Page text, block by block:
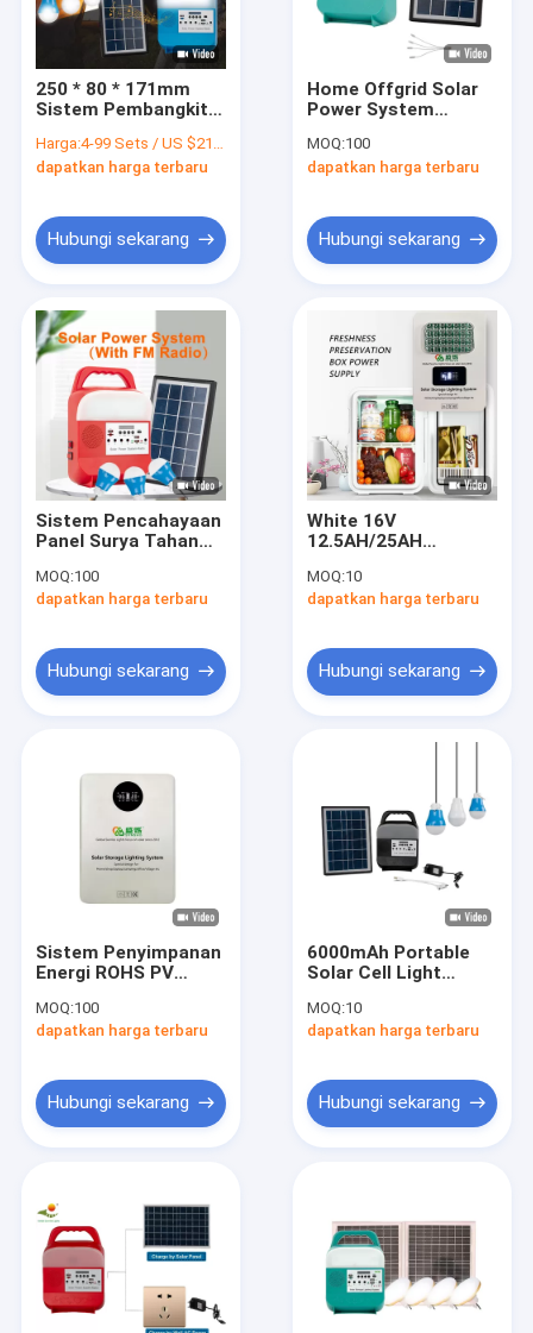
Tentang kami
Tur Pabrik
Permintaan Penawaran
Sistem Pencahayaan Rumah Tenaga Surya
Generator Surya Portabel
Lampu Jalan Tenaga Surya
Lampu Sorot Surya
Kit Lampu Tenaga Surya
Lampu Taman Surya
Sistem Energi Panel Surya
Lampu LED Tenaga Surya
Lampu Surya Portabel
Lampu Hias Surya
Kipas Angin Luar Ruangan Bertenaga Surya
Lampu Nyamuk Surya
Lampu Dinding Tenaga Surya
Pengering Beku Vakum
250 * 80 * 171mm
Sistem Pembangkit
Kecil Sistem
Pencahayaan Tenaga
Harga:4-99 Sets / US $21.5 | 100-999 Sets / US $21 | 1,000+ Sets / US $20.3
dapatkan harga terbaru
Hubungi sekarang
Home Offgrid Solar
Power System
Power Bank Dan
Senter
MOQ:100
dapatkan harga terbaru
Hubungi sekarang
Sistem Pencahayaan
Panel Surya Tahan
Home Power Auto
MOQ:100
dapatkan harga terbaru
Hubungi sekarang
White 16V
12.5AH/25AH
Generator Dengan
Kapasitas Baterai
MOQ:10
dapatkan harga terbaru
Hubungi sekarang
Sistem Penyimpanan
Energi ROHS PV
300W Dengan
Pembangkit Listrik
MOQ:100
dapatkan harga terbaru
Hubungi sekarang
6000mAh Portable
Solar Cell Light
Tombol Kontrol
17.1*8*25cm
MOQ:10
dapatkan harga terbaru
Hubungi sekarang